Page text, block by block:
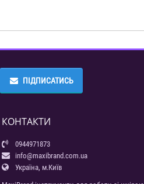
ПІДПИСАТИСЬ
КОНТАКТИ
0944971873
info@maxibrand.com.ua
Україна, м.Київ